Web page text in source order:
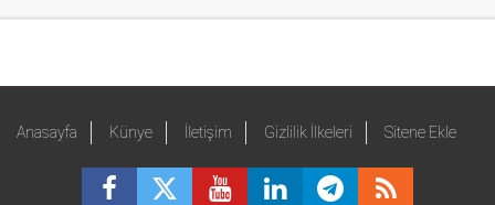
Anasayfa Künye İletişim Gizlilik İlkeleri Sitene Ekle